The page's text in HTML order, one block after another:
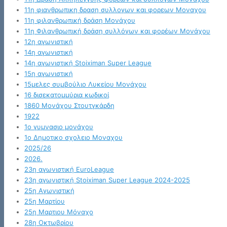
11η φιανθρωπικη δραση συλλογων και φορεων Μοναχου
11η φιλανθρωπική δράση Μονάχου
11η Φιλανθρωπική δράση συλλόγων και φορέων Μονάχου
12η αγωνιστική
14η αγωνιστική
14η αγωνιστική Stoiximan Super League
15η αγωνιστική
15μελες συμβούλιο Λυκείου Μονάχου
16 δισεκατομμύρια κωδικοί
1860 Μονάχου Στουτγκάρδη
1922
1ο γυμνασιο μονάχου
1ο Δημοτικο σχολειο Μοναχου
2025/26
2026.
23η αγωνιστική EuroLeague
23η αγωνιστική Stoiximan Super League 2024-2025
25η Αγωνιστική
25η Μαρτίου
25η Μαρτιου Μόναχο
28η Οκτωβρίου